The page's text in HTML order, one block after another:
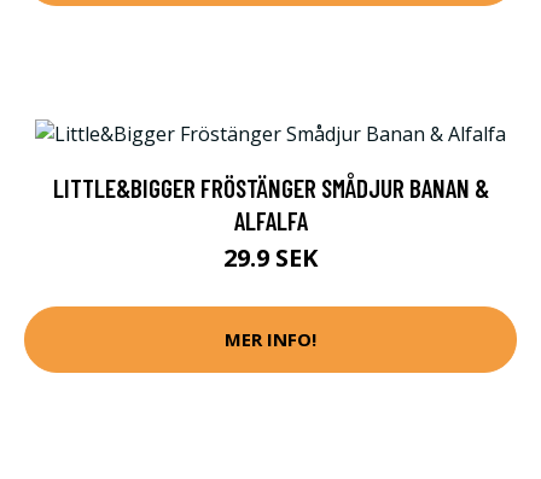
LITTLE&BIGGER FRÖSTÄNGER SMÅDJUR BANAN &
ALFALFA
29.9 SEK
MER INFO!